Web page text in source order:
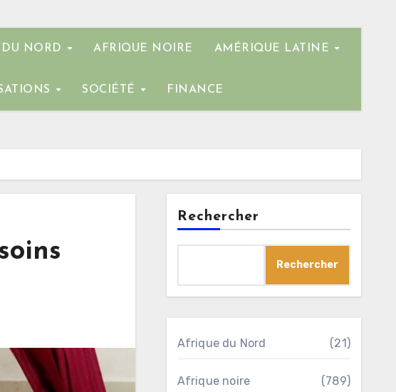
NORD AFRIQUE NOIRE AMÉRIQUE LATINE
SOCIÉTÉ FINANCE
Rechercher
Rechercher
Afrique du Nord (21)
Afrique noire (789)